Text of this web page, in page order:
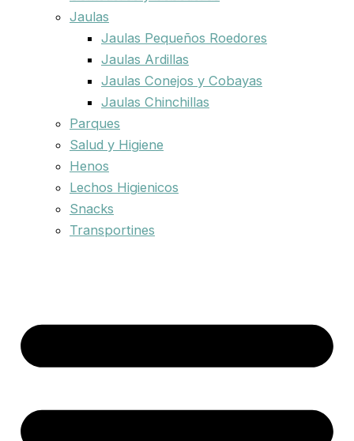
Jaulas
Jaulas Pequeños Roedores
Jaulas Ardillas
Jaulas Conejos y Cobayas
Jaulas Chinchillas
Parques
Salud y Higiene
Henos
Lechos Higienicos
Snacks
Transportines